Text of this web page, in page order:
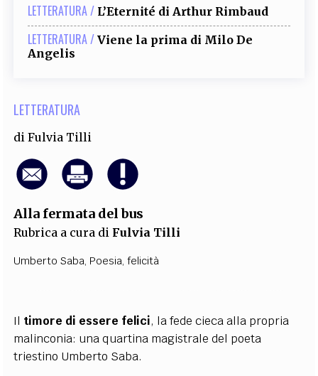
LETTERATURA / L’Eternité di Arthur Rimbaud
LETTERATURA / Viene la prima di Milo De
Angelis
LETTERATURA
diFulvia Tilli
Alla fermata del bus
Rubrica a cura di Fulvia Tilli
Umberto Saba, Poesia,felicità
Il timore di essere felici, la fede cieca alla propria
malinconia: una quartina magistrale del poeta
triestino Umberto Saba.